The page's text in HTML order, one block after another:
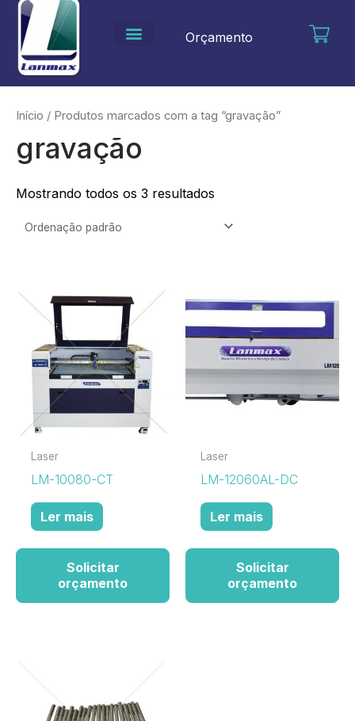
para
conteúdo
Orçamento
Início / Produtos marcados com a tag “gravação”
gravação
Mostrando todos os 3 resultados
Laser
LM-10080-CT
Ler mais
Solicitar
orçamento
Laser
LM-12060AL-DC
Ler mais
Solicitar
orçamento